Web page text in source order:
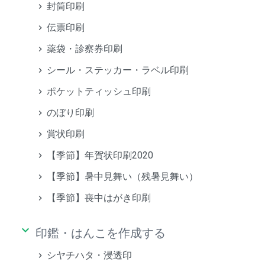
封筒印刷
伝票印刷
薬袋・診察券印刷
シール・ステッカー・ラベル印刷
ポケットティッシュ印刷
のぼり印刷
賞状印刷
【季節】年賀状印刷2020
【季節】暑中見舞い（残暑見舞い）
【季節】喪中はがき印刷
keyboard_arrow_down 印鑑・はんこを作成する
シヤチハタ・浸透印